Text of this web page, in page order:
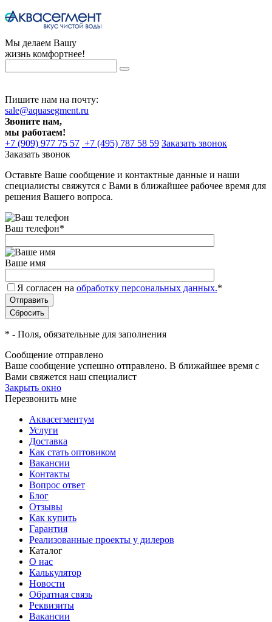
Мы делаем Вашу
жизнь комфортнее!
Пишите нам на почту:
sale@aquasegment.ru
Звоните нам,
мы работаем!
+7 (909) 977 75 57 +7 (495) 787 58 59 Заказать звонок
Заказать звонок
Оставьте Ваше сообщение и контактные данные и наши
специалисты свяжутся с Вами в ближайшее рабочее время для
решения Вашего вопроса.
Ваш телефон*
Ваше имя
Я согласен на обработку персональных данных.*
* - Поля, обязательные для заполнения
Сообщение отправлено
Ваше сообщение успешно отправлено. В ближайшее время с
Вами свяжется наш специалист
Закрыть окно
Перезвонить мне
Аквасегментум
Услуги
Доставка
Как стать оптовиком
Вакансии
Контакты
Вопрос ответ
Блог
Отзывы
Как купить
Гарантия
Реализованные проекты у дилеров
Каталог
О нас
Калькулятор
Новости
Обратная связь
Реквизиты
Вакансии